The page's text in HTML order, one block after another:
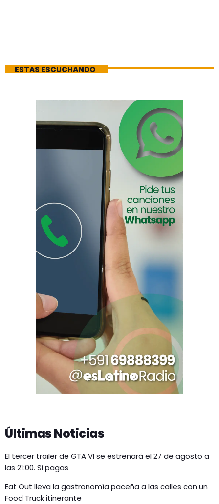
ESTAS ESCUCHANDO
Últimas Noticias
El tercer tráiler de GTA VI se estrenará el 27 de agosto a
las 21:00. Si pagas
Eat Out lleva la gastronomía paceña a las calles con un
Food Truck itinerante